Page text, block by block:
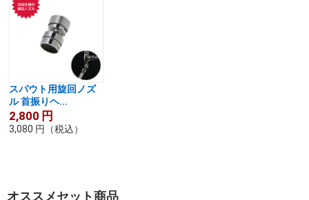
スパウト用旋回ノズ
ル 首振りヘ...
2,800 円
3,080 円 （税込）
オススメセット商品